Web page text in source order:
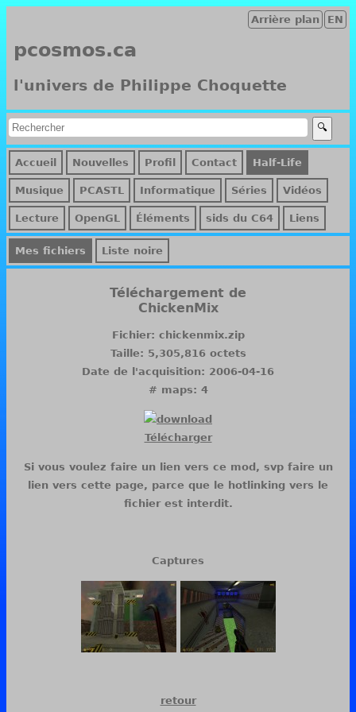
EN
Arrière plan
pcosmos.ca
l'univers de Philippe Choquette
Accueil Nouvelles Profil Contact Half-Life
Musique PCASTL Informatique Séries Vidéos
Lecture OpenGL Éléments sids du C64 Liens
Mes fichiers Liste noire
Téléchargement de
ChickenMix
Fichier: chickenmix.zip
Taille: 5,305,816 octets
Date de l'acquisition: 2006-04-16
# maps: 4
Télécharger
Si vous voulez faire un lien vers ce mod, svp faire un
lien vers cette page, parce que le hotlinking vers le
fichier est interdit.
Captures
retour